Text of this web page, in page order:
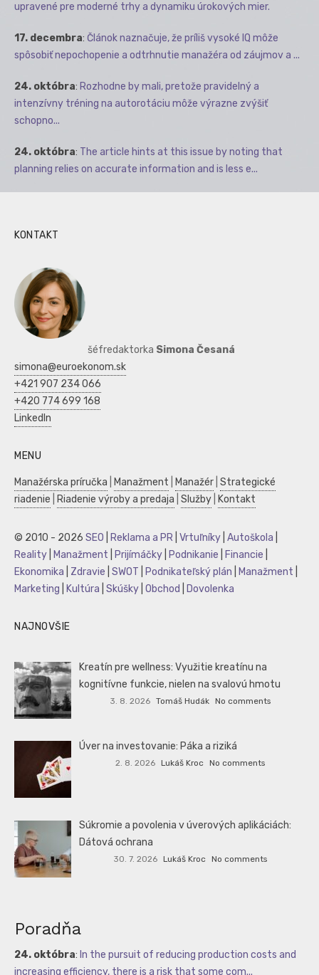
upravené pre moderné trhy a dynamiku úrokových mier.
17. decembra: Článok naznačuje, že príliš vysoké IQ môže
spôsobiť nepochopenie a odtrhnutie manažéra od záujmov a ...
24. októbra: Rozhodne by mali, pretože pravidelný a
intenzívny tréning na autorotáciu môže výrazne zvýšiť
schopno...
24. októbra: The article hints at this issue by noting that
planning relies on accurate information and is less e...
KONTAKT
šéfredaktorka Simona Česaná
simona@euroekonom.sk
+421 907 234 066
+420 774 699 168
LinkedIn
MENU
Manažérska príručka Manažment Manažér Strategické
riadenie
Riadenie výroby a predaja Služby Kontakt
© 2010 - 2026 SEO Reklama a PR Vrtuľníky Autoškola
Reality
Manažment Prijímáčky Podnikanie Financie
Ekonomika
Zdravie SWOT Podnikateľský plán Manažment
Marketing
Kultúra Skúšky Obchod Dovolenka
NAJNOVŠIE
Kreatín pre wellness: Využitie kreatínu na
kognitívne funkcie, nielen na svalovú hmotu
3. 8. 2026 Tomáš Hudák No comments
Úver na investovanie: Páka a riziká
2. 8. 2026 Lukáš Kroc No comments
Súkromie a povolenia v úverových aplikáciách:
Dátová ochrana
30. 7. 2026 Lukáš Kroc No comments
Poradňa
24. októbra: In the pursuit of reducing production costs and
increasing efficiency, there is a risk that some com...